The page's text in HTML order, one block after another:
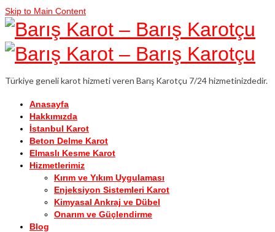
Skip to Main Content
Türkiye geneli karot hizmeti veren Barış Karotçu 7/24 hizmetinizdedir.
Anasayfa
Hakkımızda
İstanbul Karot
Beton Delme Karot
Elmaslı Kesme Karot
Hizmetlerimiz
Kırım ve Yıkım Uygulaması
Enjeksiyon Sistemleri Karot
Kimyasal Ankraj ve Dübel
Onarım ve Güçlendirme
Blog